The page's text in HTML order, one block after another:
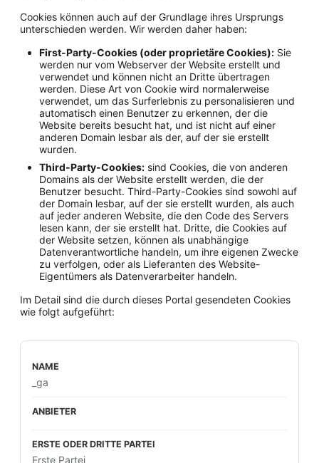
Cookies können auch auf der Grundlage ihres Ursprungs
unterschieden werden. Wir werden daher haben:
First-Party-Cookies (oder proprietäre Cookies): Sie
werden nur vom Webserver der Website erstellt und
verwendet und können nicht an Dritte übertragen
werden. Diese Art von Cookie wird normalerweise
verwendet, um das Surferlebnis zu personalisieren und
automatisch einen Benutzer zu erkennen, der die
Website bereits besucht hat, und ist nicht auf einer
anderen Domain lesbar als der, auf der sie erstellt
wurden.
Third-Party-Cookies: sind Cookies, die von anderen
Domains als der Website erstellt werden, die der
Benutzer besucht. Third-Party-Cookies sind sowohl auf
der Domain lesbar, auf der sie erstellt wurden, als auch
auf jeder anderen Website, die den Code des Servers
lesen kann, der sie erstellt hat. Dritte, die Cookies auf
der Website setzen, können als unabhängige
Datenverantwortliche handeln, um ihre eigenen Zwecke
zu verfolgen, oder als Lieferanten des Website-
Eigentümers als Datenverarbeiter handeln.
Im Detail sind die durch dieses Portal gesendeten Cookies
wie folgt aufgeführt:
_ga
Erste Partei